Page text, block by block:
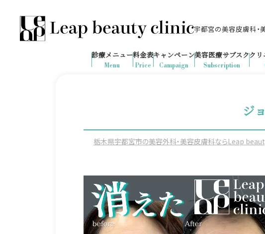
宇都宮の美容皮膚科
の予約が入りました
診療時間：10:00-19:00
（土日祝日対応）
Menu
診療メニュー
Price
料金表
Campaign
キャンペーン
Subscription
美容医療サブスククリ
ジ
栃木県宇都宮市の美容外科・美容皮膚科ならLeap